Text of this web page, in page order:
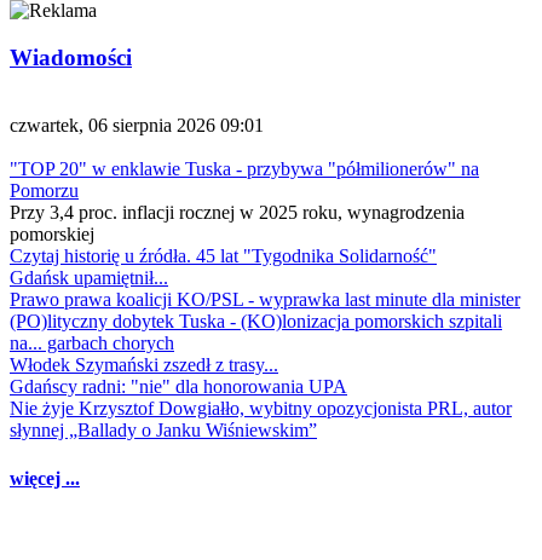
Wiadomości
czwartek, 06 sierpnia 2026 09:01
"TOP 20" w enklawie Tuska - przybywa "półmilionerów" na
Pomorzu
Przy 3,4 proc. inflacji rocznej w 2025 roku, wynagrodzenia
pomorskiej
Czytaj historię u źródła. 45 lat "Tygodnika Solidarność"
Gdańsk upamiętnił...
Prawo prawa koalicji KO/PSL - wyprawka last minute dla minister
(PO)lityczny dobytek Tuska - (KO)lonizacja pomorskich szpitali
na... garbach chorych
Włodek Szymański zszedł z trasy...
Gdańscy radni: "nie" dla honorowania UPA
Nie żyje Krzysztof Dowgiałło, wybitny opozycjonista PRL, autor
słynnej „Ballady o Janku Wiśniewskim”
więcej ...